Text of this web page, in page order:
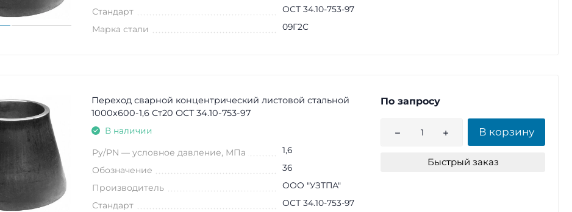
Стандарт ОСТ 34.10-753-97
Марка стали 09Г2С
Переход сварной концентрический листовой стальной
1000х600-1,6 Ст20 ОСТ 34.10-753-97
В наличии
Ру/PN — условное давление, МПа 1,6
Обозначение 36
Производитель ООО "УЗТПА"
Стандарт ОСТ 34.10-753-97
По запросу
В корзину
Быстрый заказ